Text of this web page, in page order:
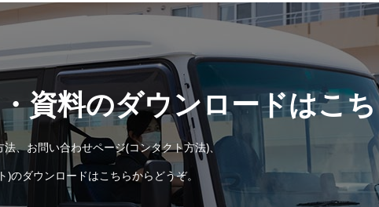
資料のダウンロードはこ
、お問い合わせページ(コンタクト方法)、
)のダウンロードはこちらからどうぞ。